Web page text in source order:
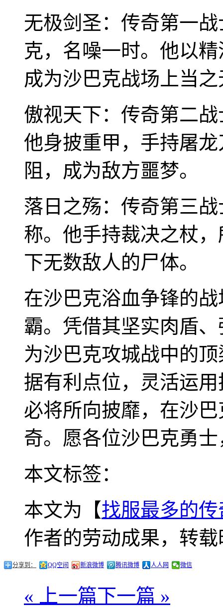
无极剑圣：传奇第一
克，名噪一时。他以
成为沙巴克战场上当
傲视天下：传奇第二
他身披重甲，手持屠
阻，成为敌方噩梦。
落日之殇：传奇第三
称。他手持裁决之杖
下无数敌人的尸体。
在沙巴克浴血争锋的
霸。凭借其坚实肉盾
为沙巴克攻城战中的
据有利点位，灵活运
必将所向披靡，在沙
奇。愿各位沙巴克勇
本文标签：
本文为【找服最多的
作者的劳动成果，转
分享到： QQ空间 新浪微博 腾讯微博 人人网 微信
« 上一篇下一篇 »